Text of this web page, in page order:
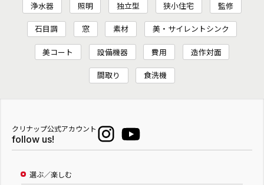
浄水器 照明 独立型 狭小住宅 監修
石目調 窓 素材 美・サイレントシンク
美コート 設備機器 費用 造作対面
間取り 食洗機
クリナップ公式アカウント
follow us!
選ぶ／楽しむ